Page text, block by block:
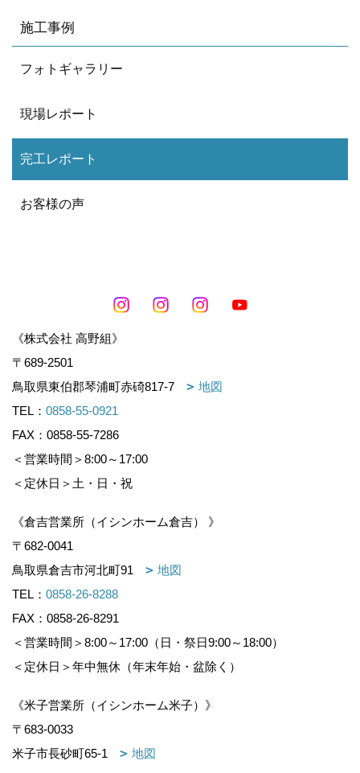
施工事例
フォトギャラリー
現場レポート
完工レポート
お客様の声
《株式会社 高野組》
〒689-2501
鳥取県東伯郡琴浦町赤碕817-7
地図
TEL： 0858-55-0921
FAX：0858-55-7286
＜営業時間＞8:00～17:00
＜定休日＞土・日・祝
《倉吉営業所（イシンホーム倉吉） 》
〒682-0041
鳥取県倉吉市河北町91
地図
TEL： 0858-26-8288
FAX：0858-26-8291
＜営業時間＞8:00～17:00（日・祭日9:00～18:00）
＜定休日＞年中無休（年末年始・盆除く）
《米子営業所（イシンホーム米子）》
〒683-0033
米子市長砂町65-1
地図